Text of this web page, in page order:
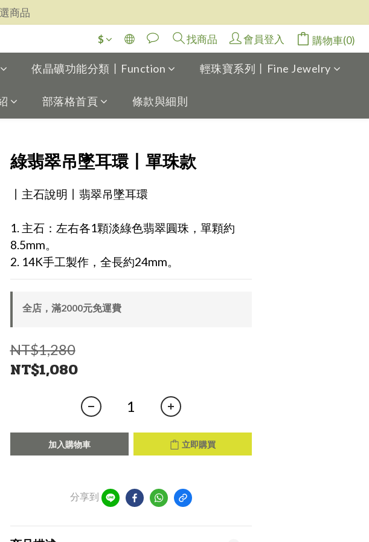
商品
商品
商品
$ 找商品 會員登入 購物車(0)
依晶礦功能分類丨Function 輕珠寶系列丨Fine Jewelry
部落格首頁 條款與細則
綠翡翠吊墜耳環丨單珠款
丨主石說明丨翡翠吊墜耳環
1. 主石：左右各1顆淡綠色翡翠圓珠，單顆約
8.5mm。
2. 14K手工製作，全長約24mm。
全店，滿2000元免運費
NT$1,280
NT$1,080
加入購物車 立即購買
分享到